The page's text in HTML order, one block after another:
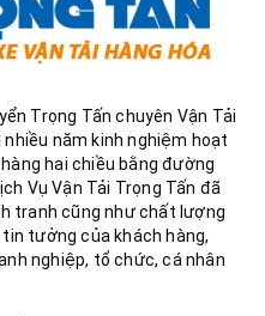
Trọng Tấn chuyên Vận Tải
nhiều năm kinh nghiệm hoạt
hai chiều bằng đường
Vụ Vận Tải Trọng Tấn đã
tranh cũng như chất lượng
tưởng của khách hàng,
nghiệp, tổ chức, cá nhân